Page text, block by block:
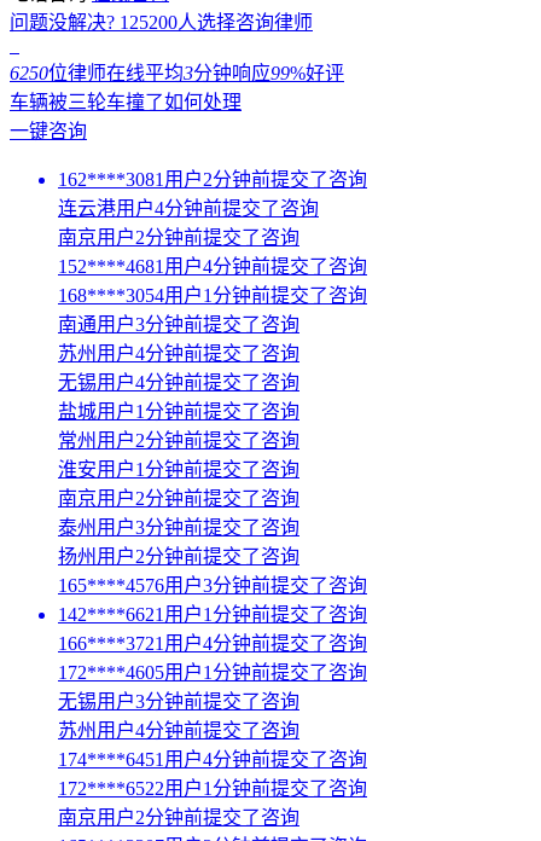
问题没解决? 125200人选择咨询律师
6250位律师在线平均3分钟响应99%好评
车辆被三轮车撞了如何处理
一键咨询
162****3081用户2分钟前提交了咨询
连云港用户4分钟前提交了咨询
南京用户2分钟前提交了咨询
152****4681用户4分钟前提交了咨询
168****3054用户1分钟前提交了咨询
南通用户3分钟前提交了咨询
苏州用户4分钟前提交了咨询
无锡用户4分钟前提交了咨询
盐城用户1分钟前提交了咨询
常州用户2分钟前提交了咨询
淮安用户1分钟前提交了咨询
南京用户2分钟前提交了咨询
泰州用户3分钟前提交了咨询
扬州用户2分钟前提交了咨询
165****4576用户3分钟前提交了咨询
142****6621用户1分钟前提交了咨询
166****3721用户4分钟前提交了咨询
172****4605用户1分钟前提交了咨询
无锡用户3分钟前提交了咨询
苏州用户4分钟前提交了咨询
174****6451用户4分钟前提交了咨询
172****6522用户1分钟前提交了咨询
南京用户2分钟前提交了咨询